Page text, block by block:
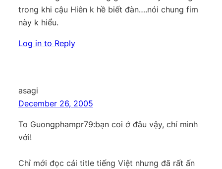
trong khi cậu Hiên k hề biết đàn….nói chung fim
này k hiểu.
Log in to Reply
asagi
December 26, 2005
To Guongphampr79:bạn coi ở đâu vậy, chỉ mình
với!
Chỉ mới đọc cái title tiếng Việt nhưng đã rất ấn